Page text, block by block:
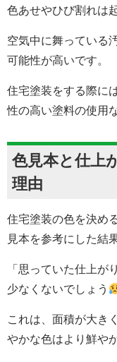
色あせやひび割れは
空気中に舞っている
可能性が高いです。
住宅塗装をする際に
性の高い塗料の使用
色見本と仕上
理由
住宅塗装の色を決め
見本を参考にした結果
「思っていた仕上が
少なくないでしょう
これは、面積が大き
やかな色はより鮮や